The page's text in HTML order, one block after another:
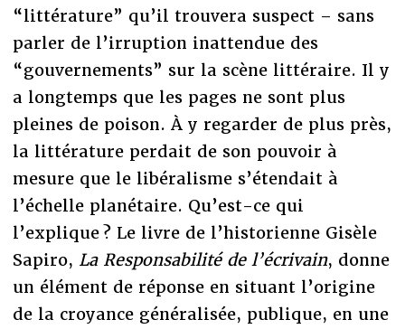
“littérature” qu’il trouvera suspect – sans
parler de l’irruption inattendue des
“gouvernements” sur la scène littéraire. Il y
a longtemps que les pages ne sont plus
pleines de poison. À y regarder de plus près,
la littérature perdait de son pouvoir à
mesure que le libéralisme s’étendait à
l’échelle planétaire. Qu’est-ce qui
l’explique ? Le livre de l’historienne Gisèle
Sapiro, La Responsabilité de l’écrivain, donne
un élément de réponse en situant l’origine
de la croyance généralisée, publique, en une